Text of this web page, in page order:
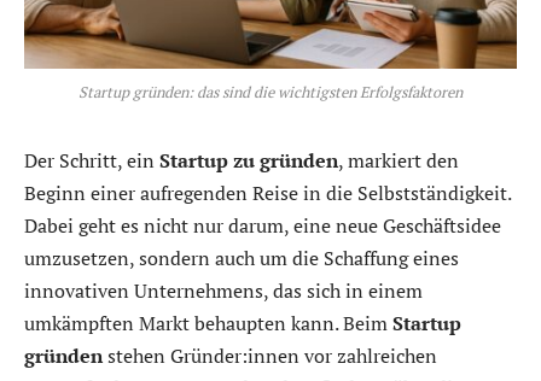
Startup gründen: das sind die wichtigsten Erfolgsfaktoren
Der Schritt, ein Startup zu gründen, markiert den
Beginn einer aufregenden Reise in die Selbstständigkeit.
Dabei geht es nicht nur darum, eine neue Geschäftsidee
umzusetzen, sondern auch um die Schaffung eines
innovativen Unternehmens, das sich in einem
umkämpften Markt behaupten kann. BeimStartup
gründenstehen Gründer:innen vor zahlreichen